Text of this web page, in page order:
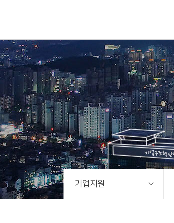
기업지원